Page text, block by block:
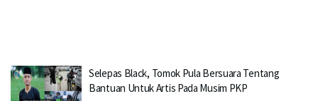
Selepas Black, Tomok Pula Bersuara Tentang
Bantuan Untuk Artis Pada Musim PKP